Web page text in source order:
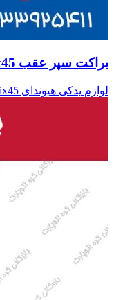
براکت سپر عقب ix45
لوازم یدکی هیوندای ix45